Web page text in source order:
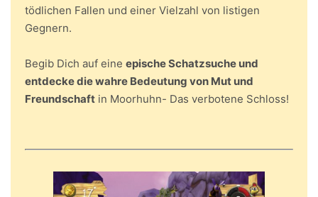
tödlichen Fallen und einer Vielzahl von listigen
Gegnern.
Begib Dich auf eine epische Schatzsuche und
entdecke die wahre Bedeutung von Mut und
Freundschaft in Moorhuhn- Das verbotene Schloss!